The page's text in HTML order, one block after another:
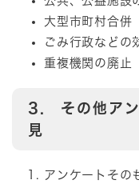
大型市町村合併
ごみ行政などの
重複機関の廃
3. その他アン
見
アンケートその